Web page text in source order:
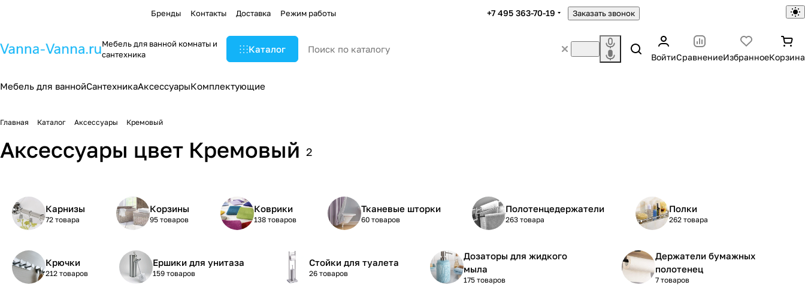
Бренды Контакты Доставка Режим работы +7 495 363-70-19 Заказать звонок
Мебель для ванной комнаты и
сантехника
Каталог
ВойтиСравнениеИзбранноеКорзина
Мебель для ваннойСантехникаАксессуарыКомплектующие
Главная Каталог Аксессуары Кремовый
Аксессуары цвет Кремовый 2
Карнизы
72 товара
Корзины
95 товаров
Коврики
138 товаров
Тканевые шторки
60 товаров
Полотенцедержатели
263 товара
Полки
262 товара
Крючки
212 товаров
Ершики для унитаза
159 товаров
Стойки для туалета
26 товаров
Дозаторы для жидкого
мыла
175 товаров
Держатели бумажных
полотенец
7 товаров